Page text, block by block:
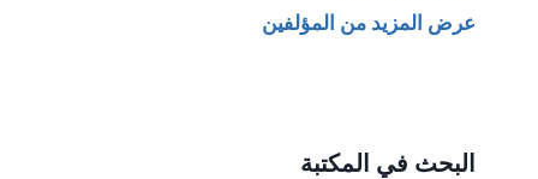
عرض المزيد من المؤلفين
البحث في المكتبة